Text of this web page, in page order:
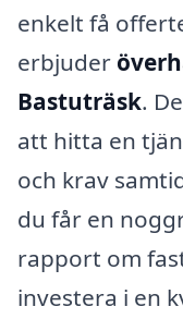
enkelt få
erbjuder
Bastuträsk.
att hitta en
och krav
du får en
rapport om
investera i en